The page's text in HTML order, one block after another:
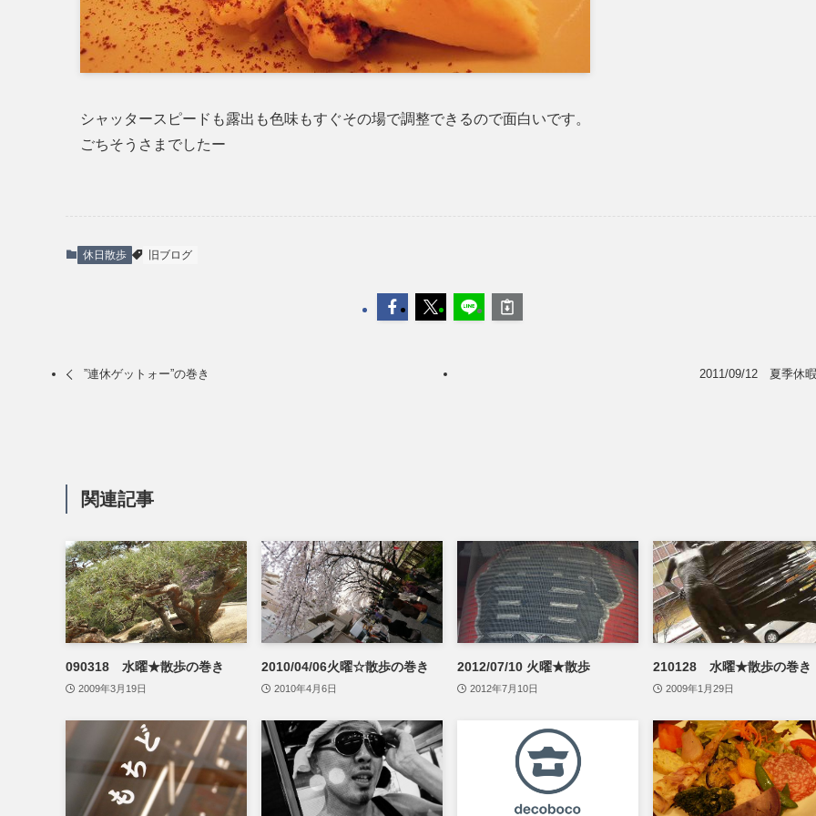
シャッタースピードも露出も色味もすぐその場で調整できるので面白いです。
ごちそうさまでしたー
休日散歩 旧ブログ
”連休ゲットォー”の巻き 2011/09/12 夏季休暇
関連記事
090318 水曜★散歩の巻き
2009年3月19日
2010/04/06火曜☆散歩の巻き
2010年4月6日
2012/07/10 火曜★散歩
2012年7月10日
210128 水曜★散歩の巻き
2009年1月29日